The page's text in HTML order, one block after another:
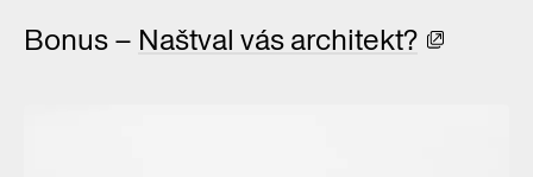
Bonus – Naštval vás architekt?